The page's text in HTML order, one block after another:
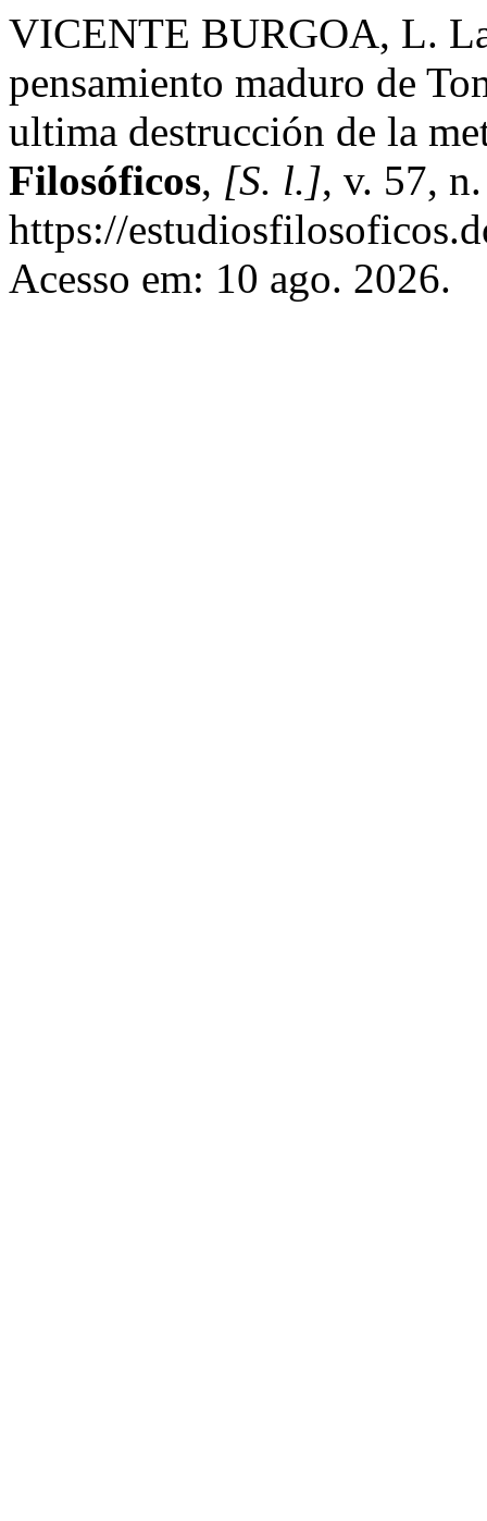
VICENTE BURGOA, L.
pensamiento maduro de
ultima destrucción de la
Filosóficos, [S. l.], v. 57,
https://
Acesso em: 10 ago. 2026.